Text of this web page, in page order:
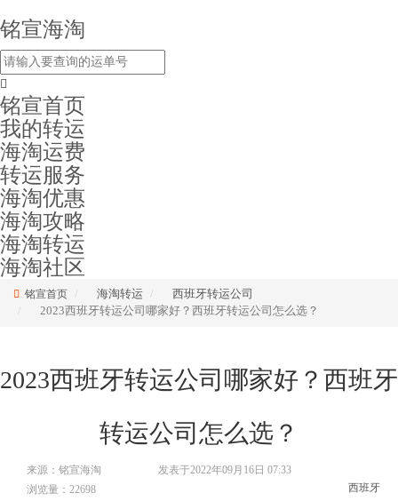
铭宣海淘
铭宣首页
我的转运
海淘运费
转运服务
海淘优惠
海淘攻略
海淘转运
海淘社区
铭宣首页 海淘转运
西班牙转运公司
2023西班牙转运公司哪家好？西班牙转运公司怎么选？
2023西班牙转运公司哪家好？西班牙
转运公司怎么选？
来源：铭宣海淘
发表于2022年09月16日 07:33
浏览量：22698
西班牙